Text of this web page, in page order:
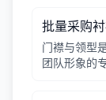
批量采购
门襟与领型
团队形象的